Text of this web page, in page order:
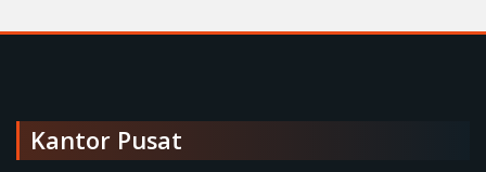
Kantor Pusat